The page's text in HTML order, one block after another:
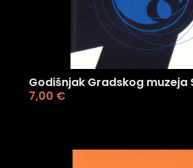
Godišnjak Gradskog muzeja
7,00 €